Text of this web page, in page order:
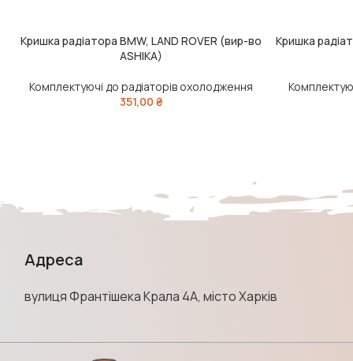
ЧИТАТИ ДАЛІ
Кришка радіатора BMW, LAND ROVER (вир-во
ASHIKA)
Комплектуючі до радіаторів охолодження
351,00 ₴
ЧИТАТИ ДАЛІ
Кришка
Адреса
вулиця Франтішека Крала 4А, місто Харків